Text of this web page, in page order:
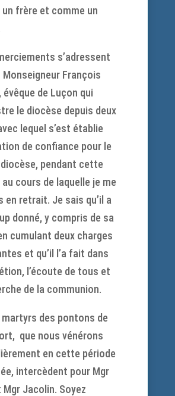
frère et comme un
s’adressent
François
évêque de Luçon qui
le diocèse depuis deux
lequel s’est établie
de confiance pour le
diocèse, pendant cette
cours de laquelle je me
en retrait. Je sais qu’il a
donné, y compris de sa
cumulant deux charges
et qu’il l’a fait dans
l’écoute de tous et
de la communion.
martyrs des pontons de
que nous vénérons
en cette période
intercèdent pour Mgr
Mgr Jacolin. Soyez